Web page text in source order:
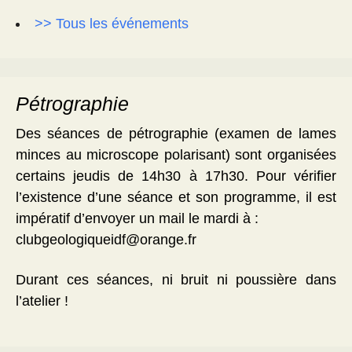
>> Tous les événements
Pétrographie
Des séances de pétrographie (examen de lames
minces au microscope polarisant) sont organisées
certains jeudis de 14h30 à 17h30. Pour vérifier
l’existence d’une séance et son programme, il est
impératif d’envoyer un mail le mardi à :
clubgeologiqueidf@orange.fr
Durant ces séances, ni bruit ni poussière dans
l’atelier !